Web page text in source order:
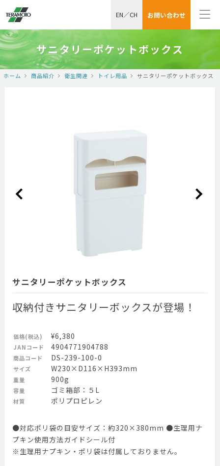
お問い合わせ
EN／CH
サニタリーポケットボックス
ホーム 商品紹介 衛生関連 トイレ用品 サニタリーポケットボックス
サニタリーポケットボックス
収納付きサニタリーボックスが登場！
価格(税込) ¥6,380
JANコード 4904771904788
商品コード DS-239-100-0
サイズ W230×D116×H393mm
重量 900g
容量 ゴミ箱部：５L
材質 ポリプロピレン
●対応ポリ袋の目安サイズ：約320×380mm ●生理用ナ
プキン使用方法ガイドシール付
※生理用ナプキン・ポリ袋は付属しておりません。